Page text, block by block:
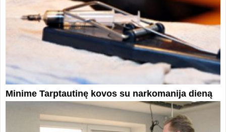
Minime Tarptautinę kovos su narkomanija dieną